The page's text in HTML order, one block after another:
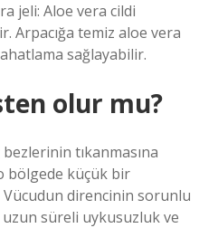
jeli: Aloe vera cildi
Arpacığa temiz aloe vera
sağlayabilir.
olur mu?
tıkanmasına
bölgede küçük bir
direncinin sorunlu
süreli uykusuzluk ve